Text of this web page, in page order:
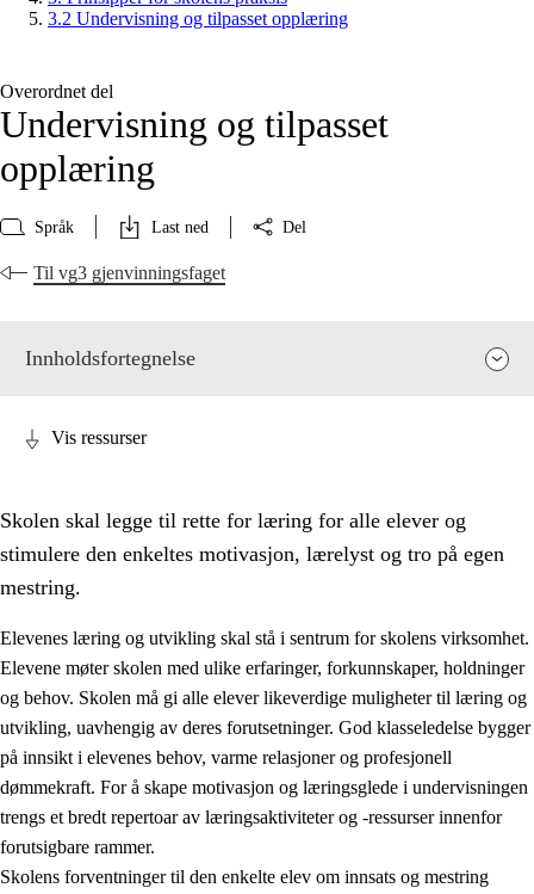
3.2 Undervisning og tilpasset opplæring
Overordnet del
Undervisning og tilpasset
opplæring
Språk Last ned Del
Til vg3 gjenvinningsfaget
Innholdsfortegnelse
3. Prinsipper for skolens praksis
3.1 Et inkluderende læringsmiljø
Vis ressurser
Skolen skal legge til rette for læring for alle elever og
stimulere den enkeltes motivasjon, lærelyst og tro på egen
mestring.
Elevenes læring og utvikling skal stå i sentrum for skolens virksomhet.
Elevene møter skolen med ulike erfaringer, forkunnskaper, holdninger
og behov. Skolen må gi alle elever likeverdige muligheter til læring og
utvikling, uavhengig av deres forutsetninger. God klasseledelse bygger
på innsikt i elevenes behov, varme relasjoner og profesjonell
dømmekraft. For å skape motivasjon og læringsglede i undervisningen
trengs et bredt repertoar av læringsaktiviteter og -ressurser innenfor
forutsigbare rammer.
Skolens forventninger til den enkelte elev om innsats og mestring